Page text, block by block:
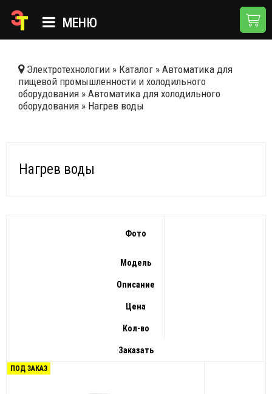
МЕНЮ
КАТАЛОГ
О КОМПАНИИ
Электротехнологии » Каталог » Автоматика для
пищевой промышленности и холодильного
оборудования » Автоматика для холодильного
оборудования » Нагрев воды
Нагрев воды
Фото
Модель
Описание
Цена
Кол-во
Заказать
ПОД ЗАКАЗ